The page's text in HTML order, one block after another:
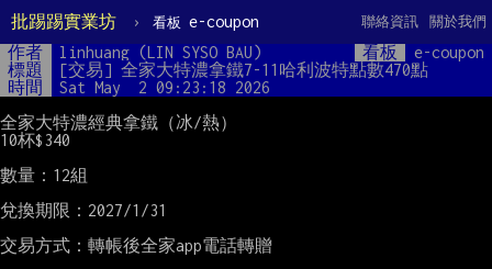
批踢踢實業坊 › 看板 e-coupon 關於我們
聯絡資訊
作者 linhuang (LIN SYSO BAU) 看板
e-coupon
標題
[交易] 全家大特濃拿鐵7-11哈利波特點數470點
時間
Sat May  2 09:23:18 2026
全家大特濃經典拿鐵（冰/熱）
10杯$340
數量：12組
兌換期限：2027/1/31
交易方式：轉帳後全家app電話轉贈